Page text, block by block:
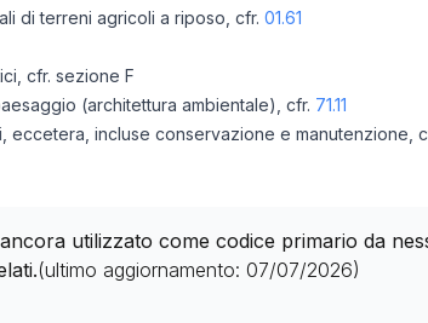
di terreni agricoli a riposo, cfr. 01.61
cfr. sezione F
(architettura ambientale), cfr. 71.11
eccetera, incluse conservazione e manutenzione,
utilizzato come codice primario da
(ultimo aggiornamento: 07/07/2026)